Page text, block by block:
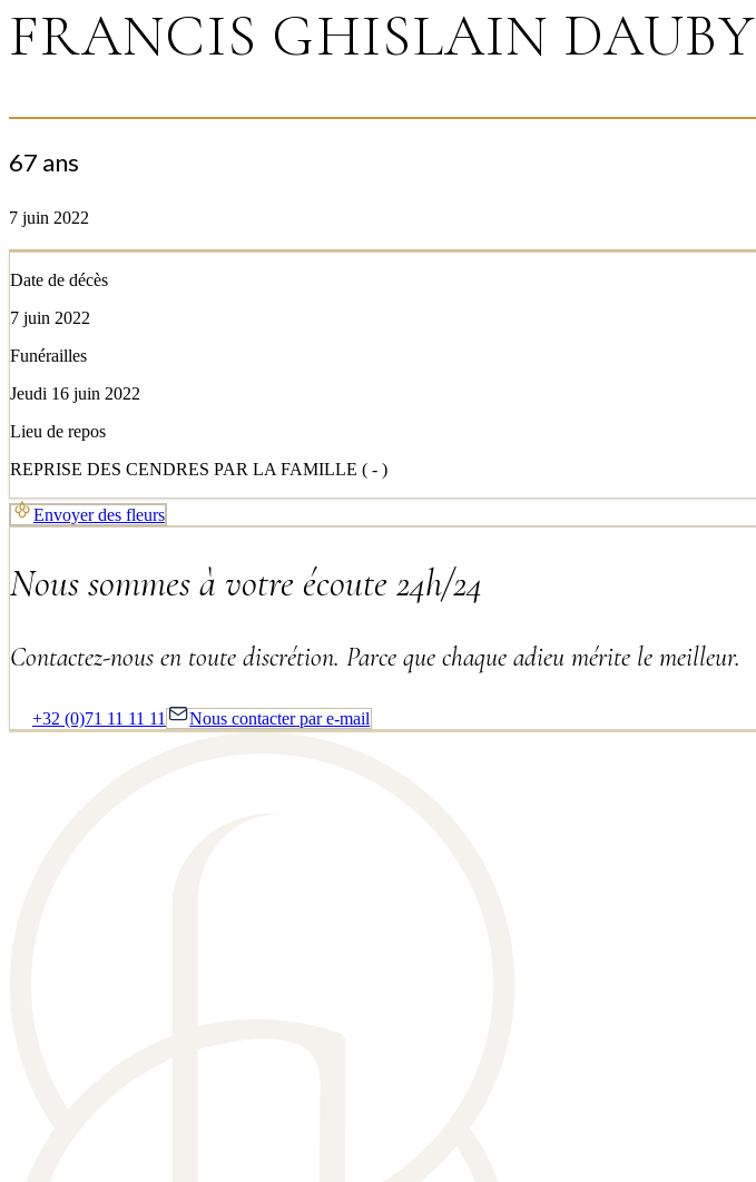
FRANCIS GHISLAIN DAUBY
67 ans
7 juin 2022
Date de décès
7 juin 2022
Funérailles
Jeudi 16 juin 2022
Lieu de repos
REPRISE DES CENDRES PAR LA FAMILLE ( - )
Envoyer des fleurs
Nous sommes à votre écoute 24h/24
Contactez-nous en toute discrétion. Parce que chaque adieu mérite le meilleur.
+32 (0)71 11 11 11 Nous contacter par e-mail